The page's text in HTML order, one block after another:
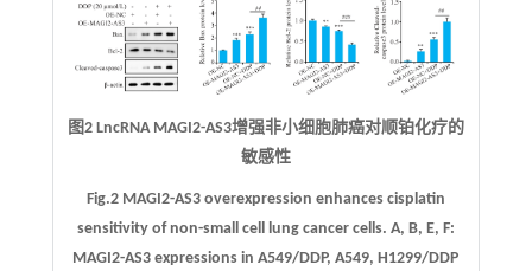
图2 LncRNA MAGI2-AS3增强非小细胞肺癌对顺铂化疗的
敏感性
Fig.2 MAGI2-AS3 overexpression enhances cisplatin
sensitivity of non-small cell lung cancer cells. A, B, E, F:
MAGI2-AS3 expressions in A549/DDP, A549, H1299/DDP